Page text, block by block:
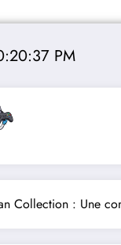
PM
Collection : Une